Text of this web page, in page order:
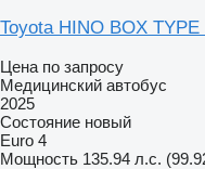
Toyota HINO BOX
Цена по запросу
Медицинский автобус
2025
Состояние новый
Euro 4
Мощность 135.94 л.с.